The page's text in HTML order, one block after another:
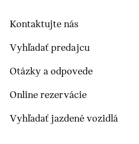
Kontaktujte nás
Vyhľadať predajcu
Otázky a odpovede
Online rezervácie
Vyhľadať jazdené vozidlá